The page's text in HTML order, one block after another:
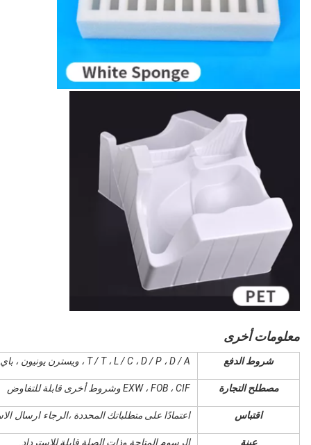
معلومات أخرى
شروط الدفع T / T ، L / C ، D / P ، D / A ، ويسترن يونيون ، باي بال
مصطلح التجارة EXW ، FOB ، CIF وشروط أخرى قابلة للتفاوض
اقتباس اعتمادًا على متطلباتك المحددة ،الرجاء ارسال
عينة الرسوم المتاحة وذات الصلة قابلة للاسترداد.